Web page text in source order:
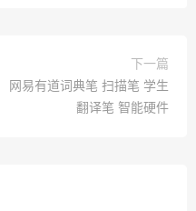
下一篇
网易有道词典笔 扫描笔 学生
翻译笔 智能硬件